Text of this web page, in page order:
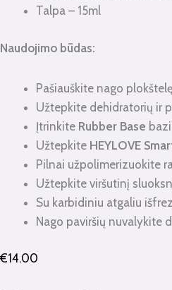
Talpa – 15ml
Naudojimo būdas:
Pašiauškite nago
Užtepkite dehidratorių ir
Įtrinkite Rubber Base
Užtepkite HEYLOVE
Pilnai užpolimerizuokite
Užtepkite viršutinį
Su karbidiniu atgaliu
Nago paviršių nuvalykite
€14.00